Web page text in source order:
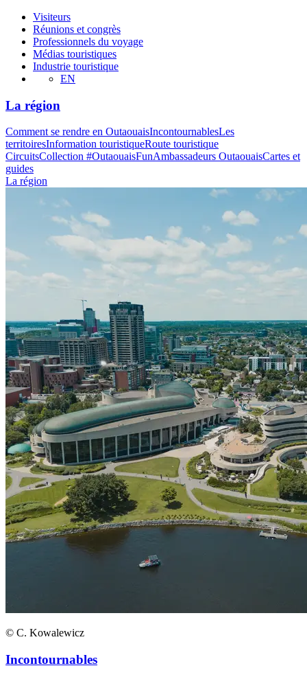
Visiteurs
Réunions et congrès
Professionnels du voyage
Médias touristiques
Industrie touristique
EN
La région
Comment se rendre en OutaouaisIncontournablesLes
territoiresInformation touristiqueRoute touristique
CircuitsCollection #OutaouaisFunAmbassadeurs OutaouaisCartes et
guides
La région
© C. Kowalewicz
Incontournables